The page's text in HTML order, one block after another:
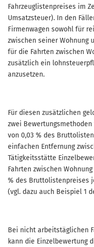
Fahrzeuglistenpreises im
Umsatzsteuer). In den
Firmenwagen sowohl für
zwischen seiner Wohnung
für die Fahrten zwischen
zusätzlich ein
anzusetzen.
Für diesen zusätzlichen
zwei
von 0,03 % des
einfachen Entfernung
Tätigkeitsstätte
Fahrten zwischen
% des Bruttolistenpreises
(vgl. dazu auch Beispiel 1
Bei nicht arbeitstäglichen
kann die Einzelbewertung